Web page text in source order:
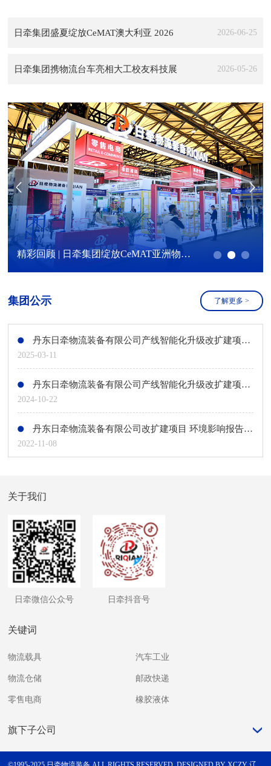
2026-06-25
日牵集团盛夏绽放CeMAT澳大利亚 2026
2026-05-26
日牵集团携物流台车亮相大工校友科技展
精彩回顾 | 日牵集团绽放CeMAT亚洲物流展！
集团公示 了解更多 >
丹东日牵物流装备有限公司产线智能化升级改扩建项目环境影响评价第二次公示
2025-03-11
丹东日牵物流装备有限公司产线智能化升级改扩建项目环境影响评价第一次公示
2024-10-22
丹东日牵物流装备有限公司改扩建项目 环境影响报告书第二次公示
2022-11-08
关于我们
日牵微信公众号 日牵抖音号
关键词
物流载具 汽车工业
物流仓储 邮政快递
零售电商 橡胶液体
旗下子公司